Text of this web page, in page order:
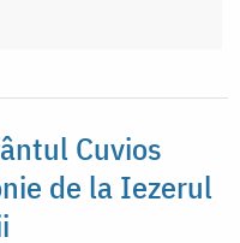
Cuvios
de la Iezerul